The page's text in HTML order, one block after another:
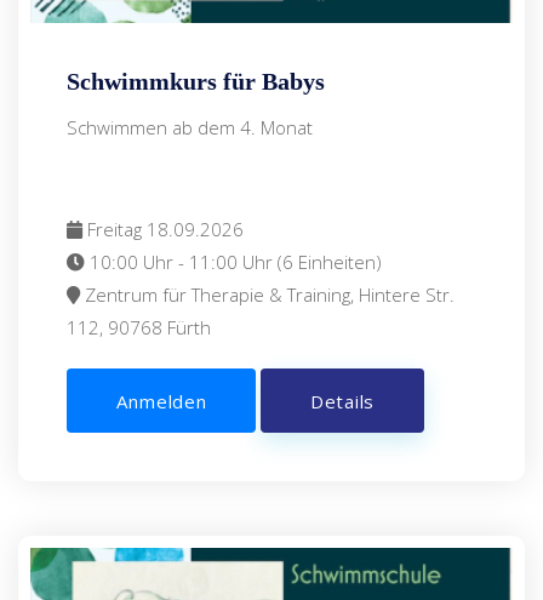
Schwimmkurs für Babys
Schwimmen ab dem 4. Monat
Freitag 18.09.2026
10:00 Uhr - 11:00 Uhr (6 Einheiten)
Zentrum für Therapie & Training, Hintere Str.
112, 90768 Fürth
Anmelden Details